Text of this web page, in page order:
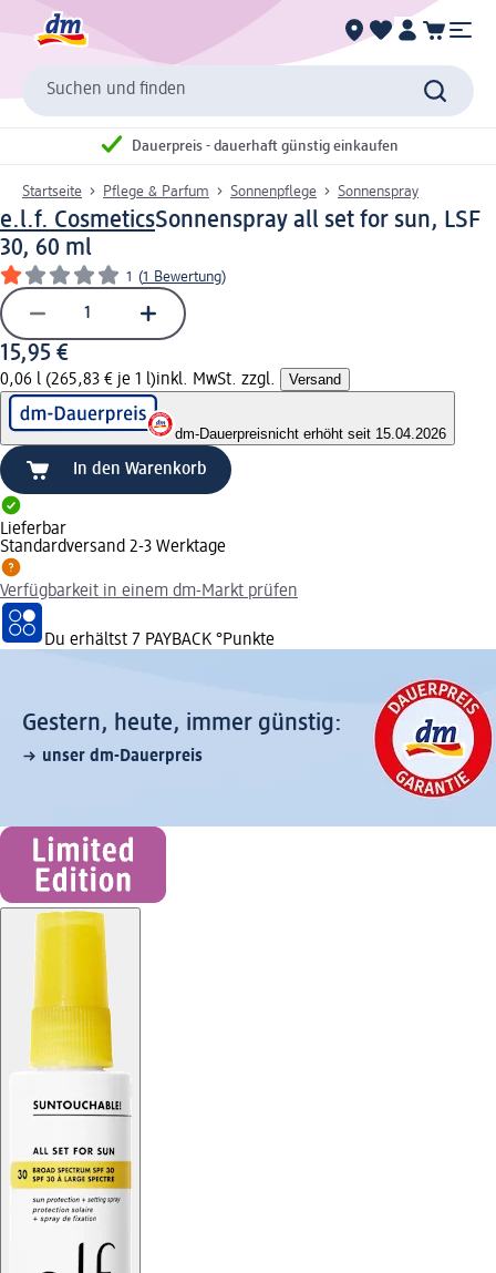
Suchen und finden
Dauerpreis - dauerhaft günstig einkaufen
Startseite Pflege & Parfum Sonnenpflege Sonnenspray
e.l.f. CosmeticsSonnenspray all set for sun, LSF
30, 60 ml
1 (1 Bewertung)
15,95 €
0,06 l (265,83 € je 1 l)inkl. MwSt. zzgl. Versand
dm-Dauerpreisnicht erhöht seit 15.04.2026
In den Warenkorb
Lieferbar
Standardversand 2-3 Werktage
Verfügbarkeit in einem dm-Markt prüfen
Du erhältst 7 PAYBACK °Punkte
Gestern, heute, immer günstig:
unser dm-Dauerpreis